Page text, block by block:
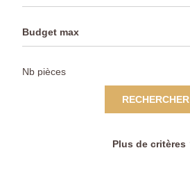
RECHERCHER
Plus de critères